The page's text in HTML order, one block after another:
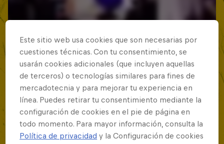
Este sitio web usa cookies que son necesarias por
cuestiones técnicas. Con tu consentimiento, se
usarán cookies adicionales (que incluyen aquellas
de terceros) o tecnologías similares para fines de
mercadotecnia y para mejorar tu experiencia en
línea. Puedes retirar tu consentimiento mediante la
configuración de cookies en el pie de página en
todo momento. Para mayor información, consulta la
Política de privacidad y la Configuración de cookies